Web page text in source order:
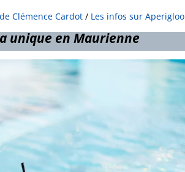
Clémence Cardot / Les infos sur Aperigloo
unique en Maurienne